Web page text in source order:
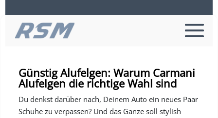
Günstig Alufelgen: Warum Carmani
Alufelgen die richtige Wahl sind
Du denkst darüber nach, Deinem Auto ein neues Paar
Schuhe zu verpassen? Und das Ganze soll stylish